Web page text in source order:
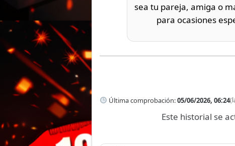
sea tu pareja, amiga o
para ocasiones
Última comprobación:05/06/2026, 06:24
Este historial se